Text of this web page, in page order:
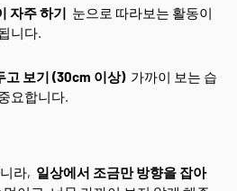
자주 하기 눈으로 따라보는 활동이
니다.
고 보기 (30cm 이상) 가까이 보는 습
요합니다.
라, 일상에서 조금만 방향을 잡아